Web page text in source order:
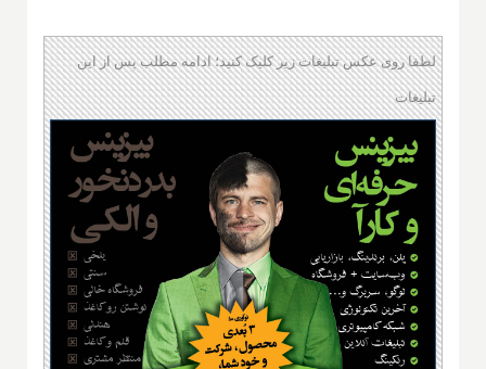
لطفا روی عکس تبلیغات زیر کلیک کنید؛ ادامه مطلب پس از این
تبلیغات